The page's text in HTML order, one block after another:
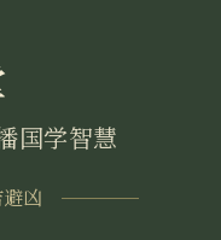
国学智慧
凶